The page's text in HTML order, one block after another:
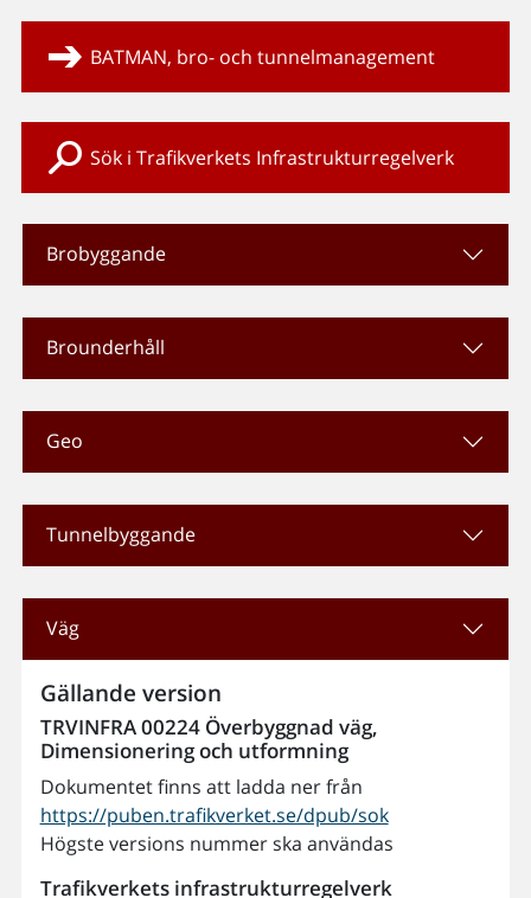
BATMAN, bro- och tunnelmanagement
Sök i Trafikverkets Infrastrukturregelverk
Brobyggande
Brounderhåll
Geo
Tunnelbyggande
Väg
Gällande version
TRVINFRA 00224 Överbyggnad väg,
Dimensionering och utformning
Dokumentet finns att ladda ner från
https://puben.trafikverket.se/dpub/sok
Högste versions nummer ska användas
Trafikverkets infrastrukturregelverk